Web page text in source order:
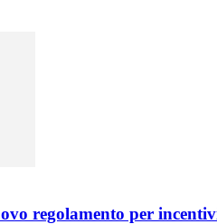
regolamento per